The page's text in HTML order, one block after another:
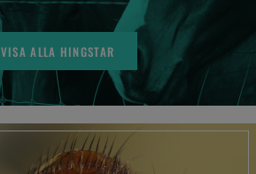
VISA ALLA HINGSTAR